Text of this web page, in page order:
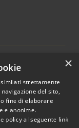
• Powered by
•Accesso
redazione
×
strettamente
del sito,
fine di elaborare
e anonime.
policy al seguente link